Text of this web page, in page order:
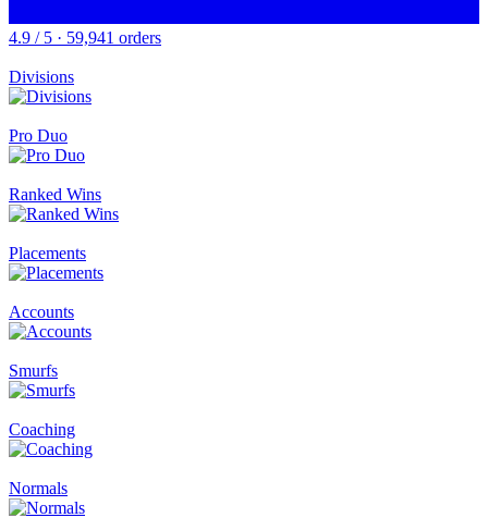
4.9 / 5 · 59,941 orders
Divisions
Pro Duo
Ranked Wins
Placements
Accounts
Smurfs
Coaching
Normals